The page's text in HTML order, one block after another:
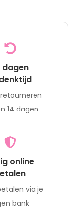
dagen
14 dagen
online
via je
bank